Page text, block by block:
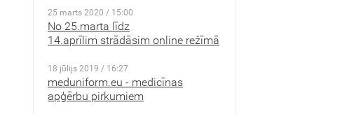
25 marts 2020 / 15:00
No 25.marta līdz
14.aprīlim strādāsim online režīmā
18 jūlijs 2019 / 16:27
meduniform.eu - medicīnas
apģērbu pirkumiem